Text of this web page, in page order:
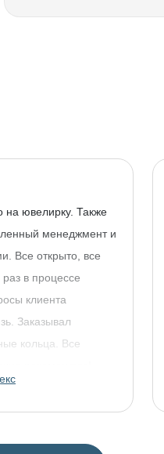
на ювелирку. Также
менеджмент и
Все открыто, все
раз в процессе
клиента
Заказывал
кольца. Все